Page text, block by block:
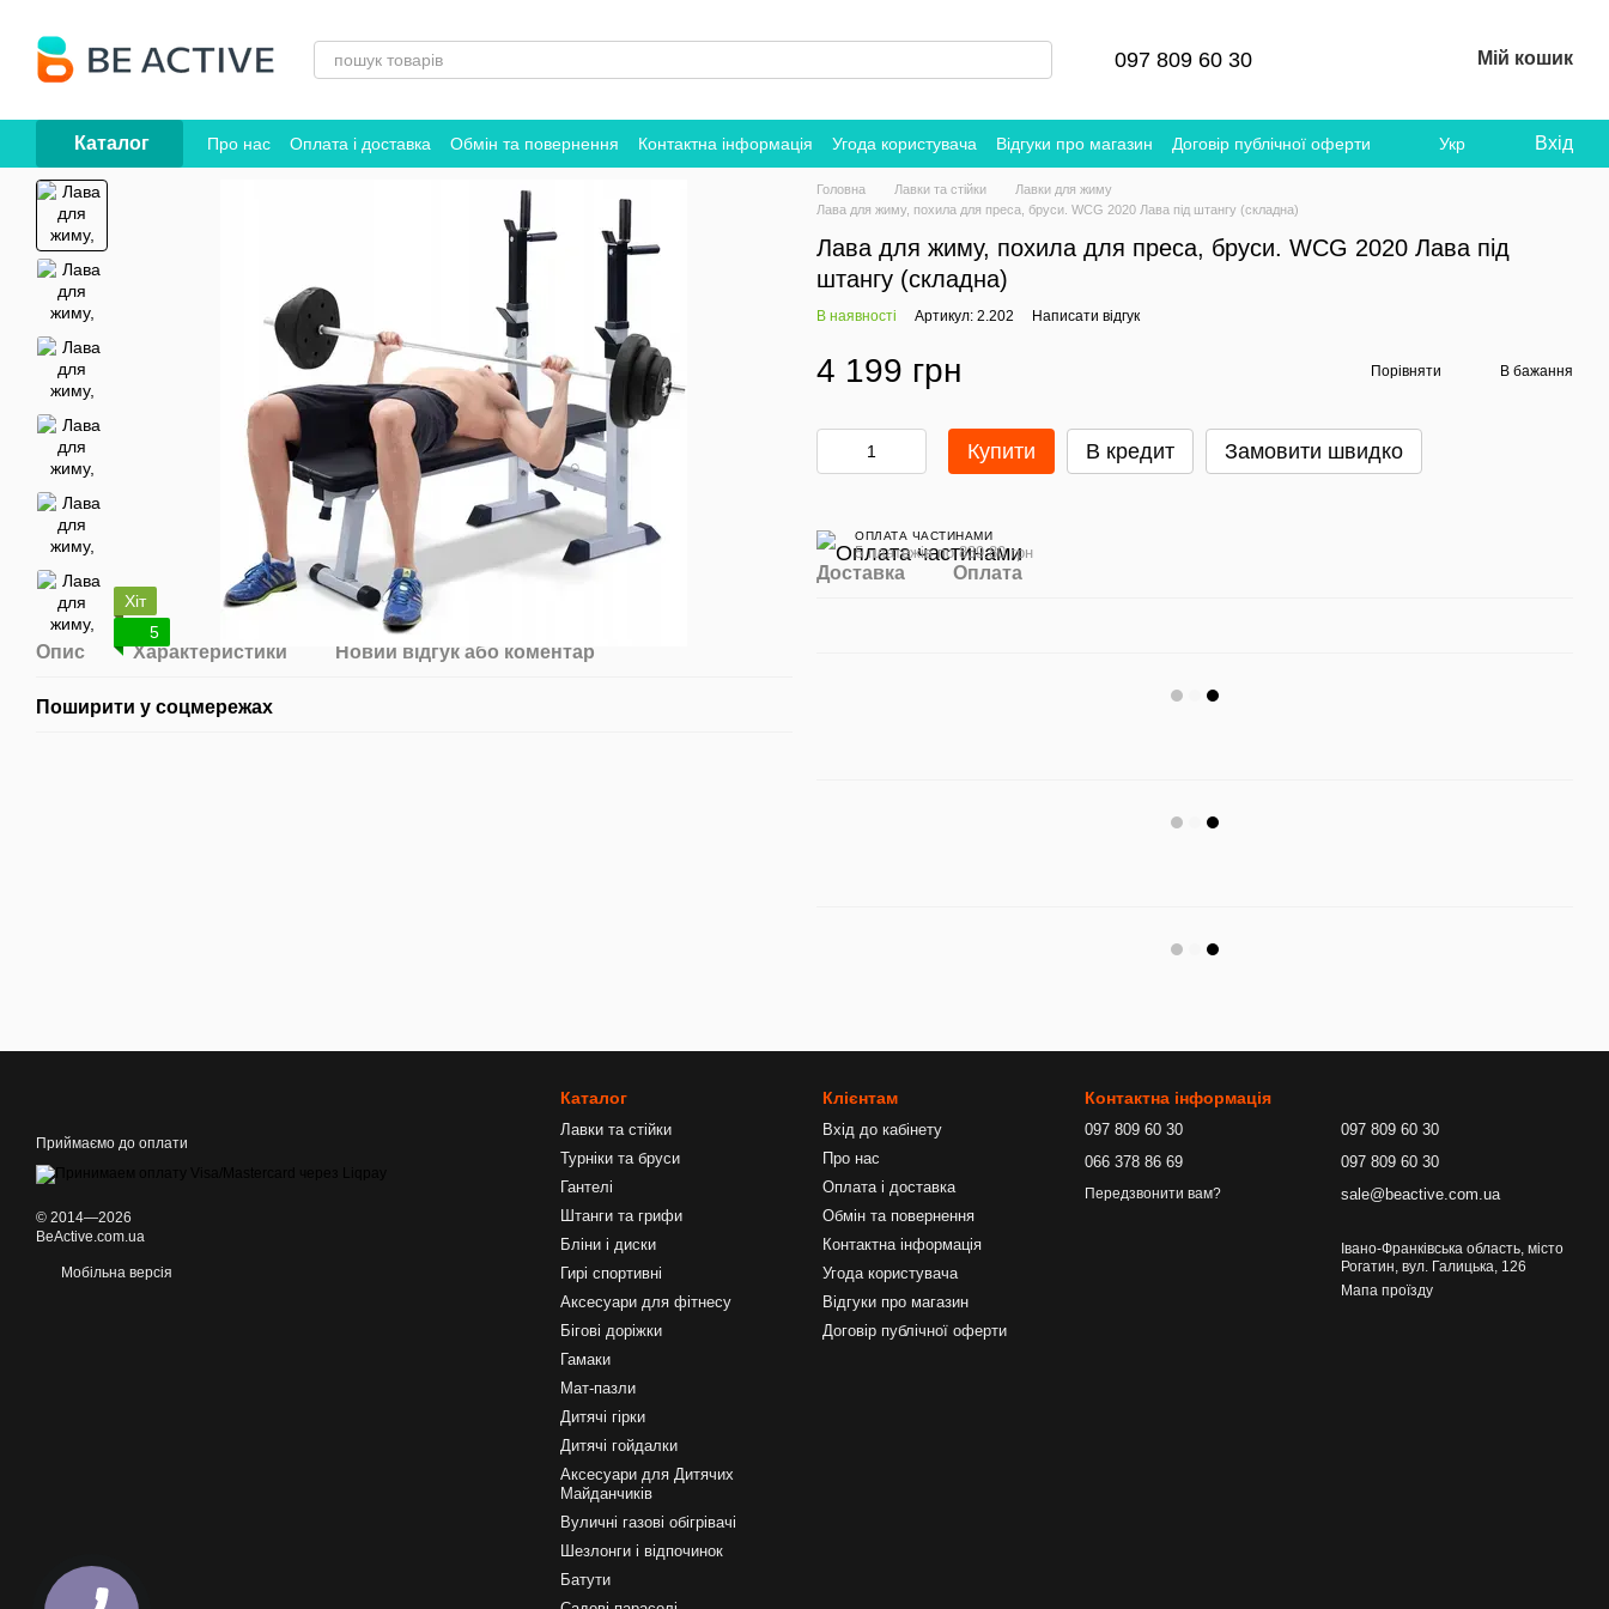
097 809 60 30 Мій кошик
Каталог Про нас Оплата і доставка Обмін та повернення Контактна інформація Угода користувача Відгуки про магазин Договір публічної оферти Укр Вхід
Хіт
5
Опис Характеристики Новий відгук або коментар
Поширити у соцмережах
Головна Лавки та стійки
Лавки для жиму
Лава для жиму, похила для преса, бруси. WCG 2020 Лава під штангу (складна)
Лава для жиму, похила для преса, бруси. WCG 2020 Лава під
штангу (складна)
В наявності Артикул: 2.202 Написати відгук
4 199 грн Порівняти В бажання
Купити В кредит Замовити швидко
ОПЛАТА ЧАСТИНАМИ
5 платежів по 839.80 грн
Доставка Оплата
Приймаємо до оплати
© 2014—2026
BeActive.com.ua
Мобільна версія
Каталог
Лавки та стійки
Турніки та бруси
Гантелі
Штанги та грифи
Бліни і диски
Гирі спортивні
Аксесуари для фітнесу
Бігові доріжки
Гамаки
Мат-пазли
Дитячі гірки
Дитячі гойдалки
Аксесуари для Дитячих
Майданчиків
Вуличні газові обігрівачі
Шезлонги і відпочинок
Батути
Клієнтам
Вхід до кабінету
Про нас
Оплата і доставка
Обмін та повернення
Контактна інформація
Угода користувача
Відгуки про магазин
Договір публічної оферти
Контактна інформація
097 809 60 30
066 378 86 69
Передзвонити вам?
097 809 60 30
097 809 60 30
sale@beactive.com.ua
Івано-Франківська область, місто
Рогатин, вул. Галицька, 126
Мапа проїзду